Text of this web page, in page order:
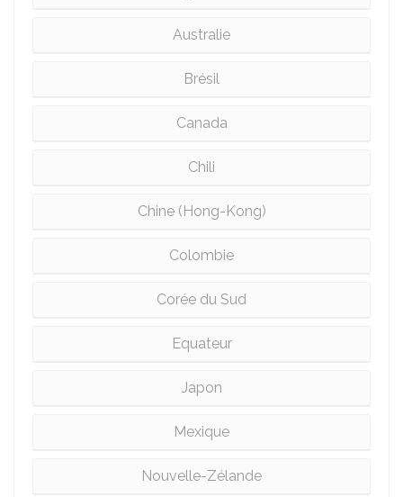
Australie
Brésil
Canada
Chili
Chine (Hong-Kong)
Colombie
Corée du Sud
Equateur
Japon
Mexique
Nouvelle-Zélande